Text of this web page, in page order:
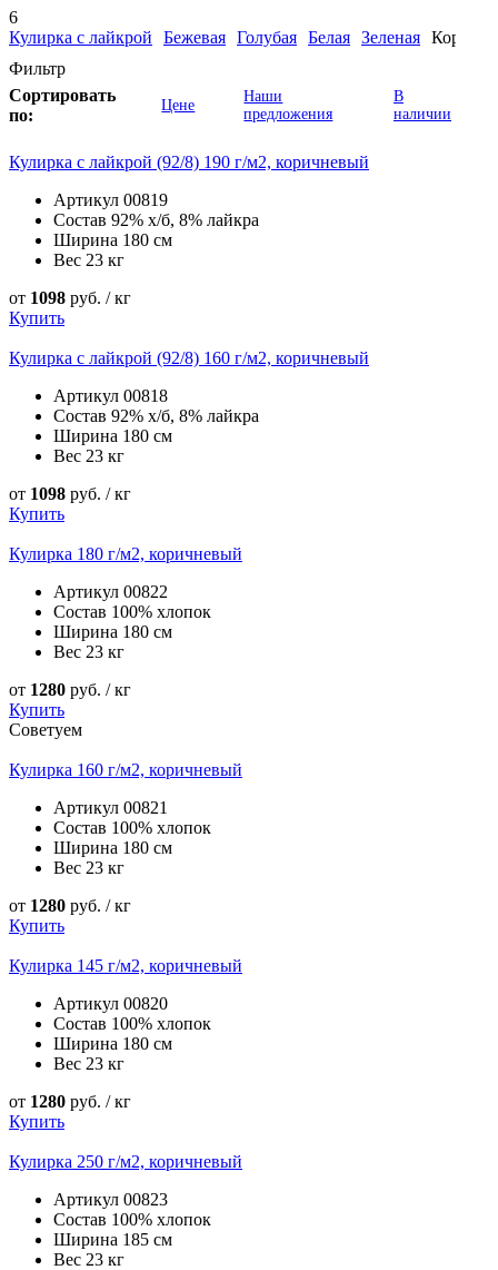
6
Кулирка с лайкрой
Бежевая Голубая Белая Зеленая
Фильтр
Сортировать
по:
Цене
Наши
предложения
В
наличии
Кулирка с лайкрой (92/8) 190 г/м2, коричневый
Артикул 00819
Состав 92% х/б, 8% лайкра
Ширина 180 см
Вес 23 кг
от 1098 руб. / кг
Купить
Кулирка с лайкрой (92/8) 160 г/м2, коричневый
Артикул 00818
Состав 92% х/б, 8% лайкра
Ширина 180 см
Вес 23 кг
от 1098 руб. / кг
Купить
Кулирка 180 г/м2, коричневый
Артикул 00822
Состав 100% хлопок
Ширина 180 см
Вес 23 кг
от 1280 руб. / кг
Купить
Советуем
Кулирка 160 г/м2, коричневый
Артикул 00821
Состав 100% хлопок
Ширина 180 см
Вес 23 кг
от 1280 руб. / кг
Купить
Кулирка 145 г/м2, коричневый
Артикул 00820
Состав 100% хлопок
Ширина 180 см
Вес 23 кг
от 1280 руб. / кг
Купить
Кулирка 250 г/м2, коричневый
Артикул 00823
Состав 100% хлопок
Ширина 185 см
Вес 23 кг